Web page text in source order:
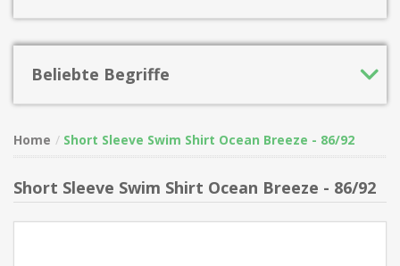
Beliebte Begriffe
Home Short Sleeve Swim Shirt Ocean Breeze - 86/92
Short Sleeve Swim Shirt Ocean Breeze - 86/92